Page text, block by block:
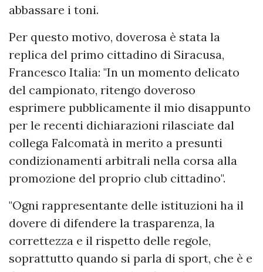
abbassare i toni.
Per questo motivo, doverosa è stata la
replica del primo cittadino di Siracusa,
Francesco Italia: "In un momento delicato
del campionato, ritengo doveroso
esprimere pubblicamente il mio disappunto
per le recenti dichiarazioni rilasciate dal
collega Falcomatà in merito a presunti
condizionamenti arbitrali nella corsa alla
promozione del proprio club cittadino".
"Ogni rappresentante delle istituzioni ha il
dovere di difendere la trasparenza, la
correttezza e il rispetto delle regole,
soprattutto quando si parla di sport, che è e